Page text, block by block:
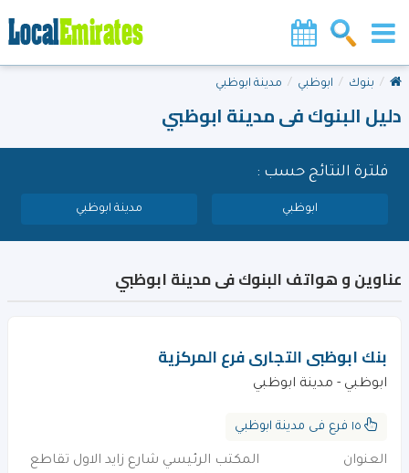
بنوك ابوظبي مدينة ابوظبي
دليل البنوك فى مدينة ابوظبي
فلترة النتائج حسب :
ابوظبي مدينة ابوظبي
عناوين و هواتف البنوك فى مدينة ابوظبي
بنك ابوظبى التجارى فرع المركزية
ابوظبي - مدينة ابوظبي
العنوان
المكتب الرئيسي شارع زايد الاول تقاطع